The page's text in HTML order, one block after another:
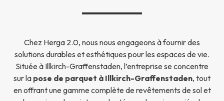
Chez Herga 2.0, nous nous engageons à fournir des
solutions durables et esthétiques pour les espaces de vie.
Située à Illkirch-Graffenstaden, l’entreprise se concentre
sur la pose de parquet à Illkirch-Graffenstaden, tout
en offrant une gamme complète de revêtements de sol et